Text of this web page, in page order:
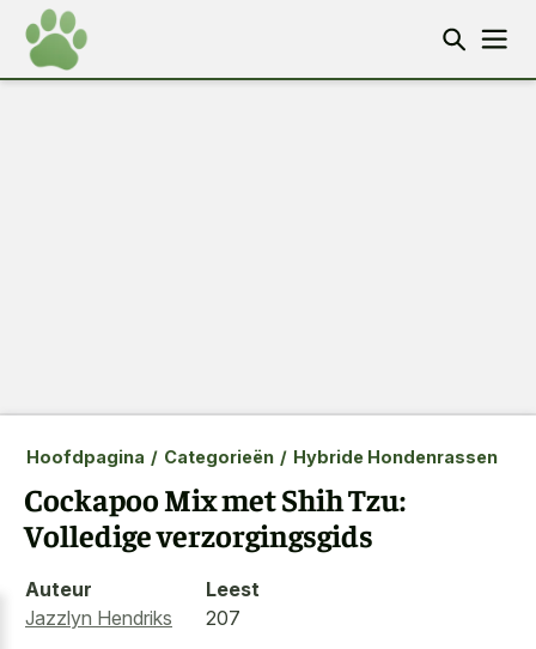
Hoofdpagina / Categorieën / Hybride Hondenrassen
Cockapoo Mix met Shih Tzu:
Volledige verzorgingsgids
Auteur
Jazzlyn Hendriks
Leest
207